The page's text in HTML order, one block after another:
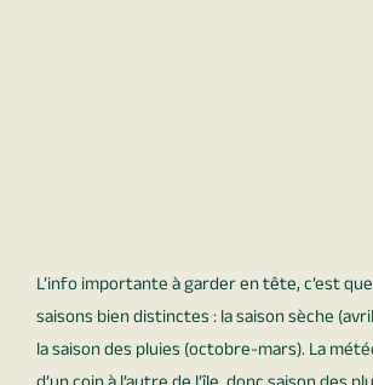
L’info importante à garder en tête, c’est
saisons bien distinctes : la saison sèche
la saison des pluies (octobre-mars). La